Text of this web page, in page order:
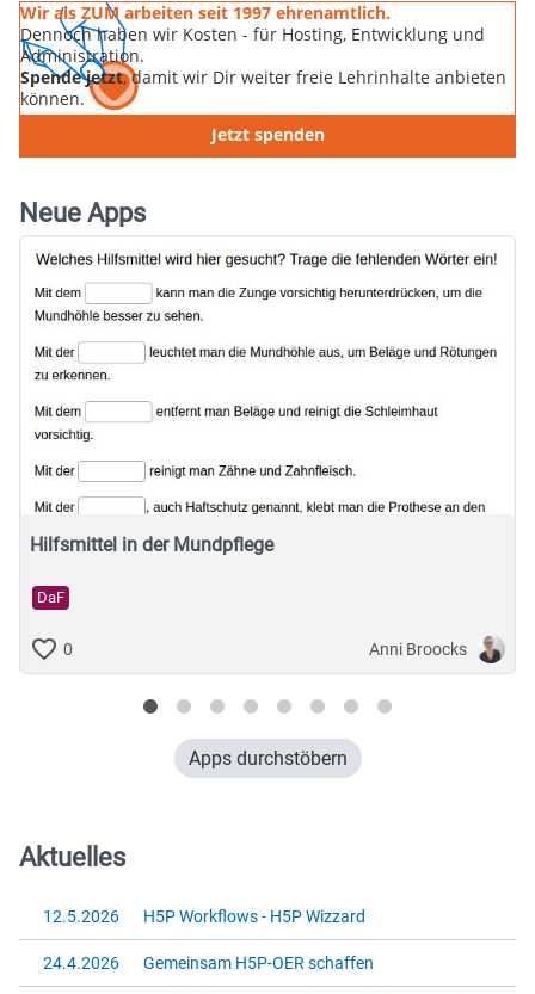
Wir als ZUM arbeiten seit 1997 ehrenamtlich.
Dennoch haben wir Kosten - für Hosting, Entwicklung und
Administration.
Spende jetzt, damit wir Dir weiter freie Lehrinhalte anbieten
können.
Jetzt spenden
Neue Apps
Hilfsmittel in der Mundpflege
DaF
0 Anni Broocks
Apps durchstöbern
Aktuelles
12.5.2026 H5P Workflows - H5P Wizzard
24.4.2026 Gemeinsam H5P-OER schaffen